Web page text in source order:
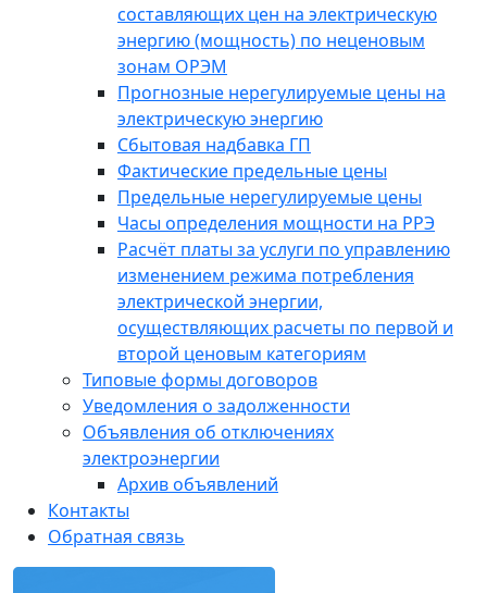
составляющих цен на электрическую
энергию (мощность) по неценовым
зонам ОРЭМ
Прогнозные нерегулируемые цены на
электрическую энергию
Сбытовая надбавка ГП
Фактические предельные цены
Предельные нерегулируемые цены
Часы определения мощности на РРЭ
Расчёт платы за услуги по управлению
изменением режима потребления
электрической энергии,
осуществляющих расчеты по первой и
второй ценовым категориям
Типовые формы договоров
Уведомления о задолженности
Объявления об отключениях
электроэнергии
Архив объявлений
Контакты
Обратная связь